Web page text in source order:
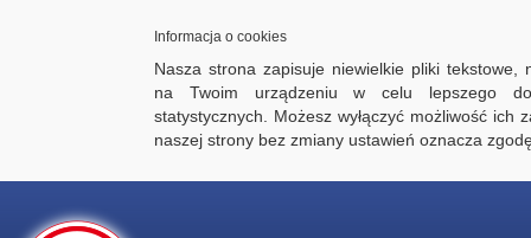
Informacja o cookies
Nasza strona zapisuje niewielkie pliki tekstowe,
na Twoim urządzeniu w celu lepszego
statystycznych. Możesz wyłączyć możliwość ich
naszej strony bez zmiany ustawień oznacza